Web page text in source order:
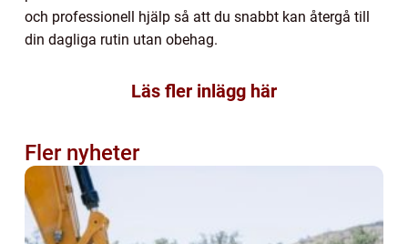
och professionell hjälp så att du snabbt kan återgå till
din dagliga rutin utan obehag.
Läs fler inlägg här
Fler nyheter